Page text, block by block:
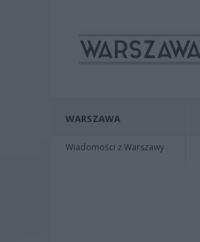
WARSZAWA
Wiadomości z Warszawy